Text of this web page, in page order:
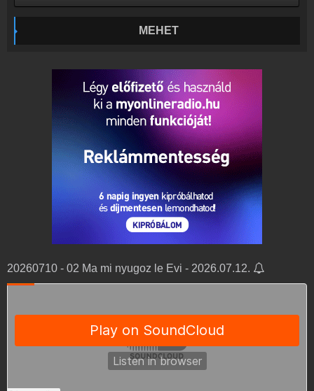
Rádió beágyazás
Ágyazd be weboldaladba MEHET
20260710 - 02 Ma mi nyugoz le Evi - 2026.07.12.